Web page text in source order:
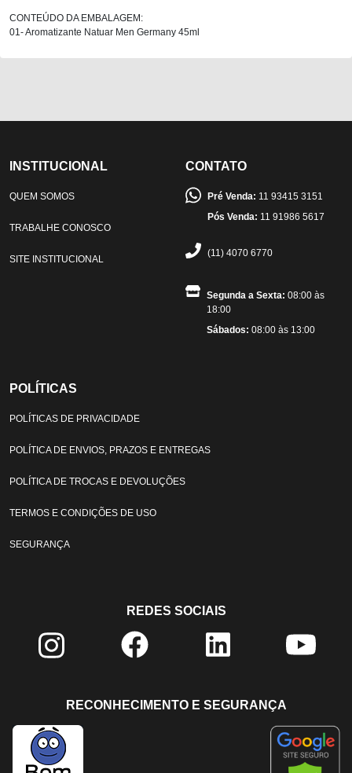
CONTEÚDO DA EMBALAGEM:
01- Aromatizante Natuar Men Germany 45ml
INSTITUCIONAL
QUEM SOMOS
TRABALHE CONOSCO
SITE INSTITUCIONAL
CONTATO
Pré Venda: 11 93415 3151
Pós Venda: 11 91986 5617
(11) 4070 6770
Segunda a Sexta: 08:00 às
18:00
Sábados: 08:00 às 13:00
POLÍTICAS
POLÍTICAS DE PRIVACIDADE
POLÍTICA DE ENVIOS, PRAZOS E ENTREGAS
POLÍTICA DE TROCAS E DEVOLUÇÕES
TERMOS E CONDIÇÕES DE USO
SEGURANÇA
REDES SOCIAIS
RECONHECIMENTO E SEGURANÇA